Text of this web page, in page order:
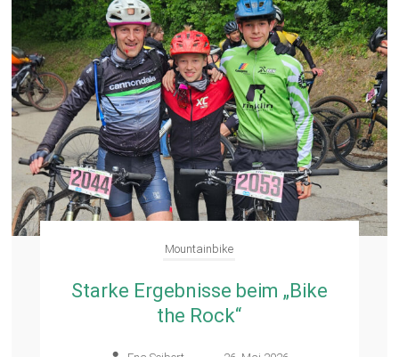
Mountainbike
Starke Ergebnisse beim „Bike
the Rock“